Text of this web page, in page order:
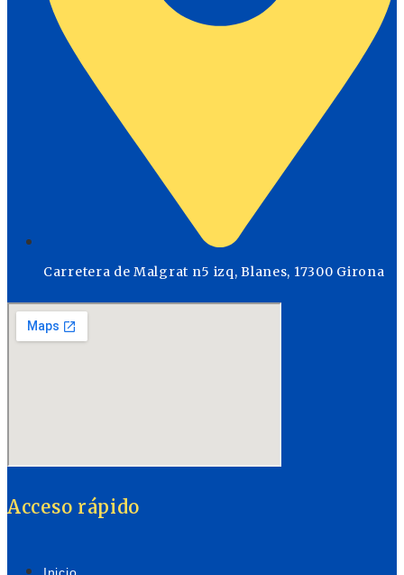
Carretera de Malgrat n5 izq, Blanes, 17300 Girona
Acceso rápido
Inicio